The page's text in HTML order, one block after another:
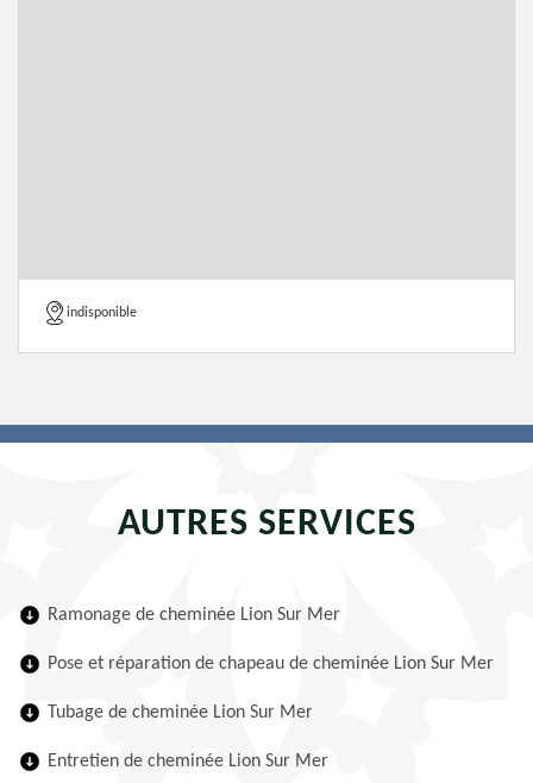
indisponible
AUTRES SERVICES
Ramonage de cheminée Lion Sur Mer
Pose et réparation de chapeau de cheminée Lion Sur Mer
Tubage de cheminée Lion Sur Mer
Entretien de cheminée Lion Sur Mer